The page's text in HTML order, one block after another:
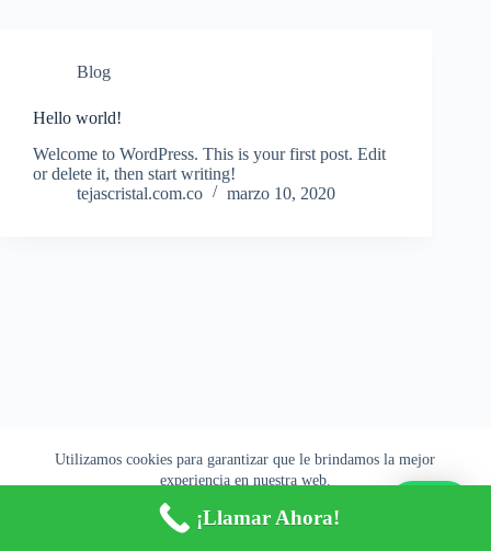
Utilizamos cookies para garantizar que le brindamos la mejor
experiencia en nuestra web.
Aceptar Rechazar
Blog
Hello world!
Welcome to WordPress. This is your first post. Edit
or delete it, then start writing!
tejascristal.com.co
marzo 10, 2020
¡Llamar Ahora!